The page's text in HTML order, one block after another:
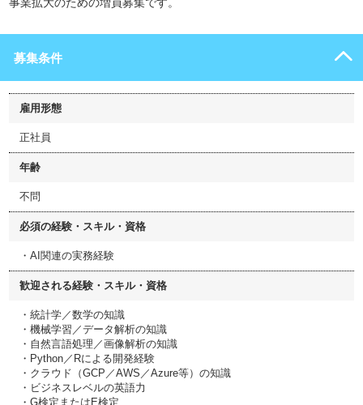
募集条件
雇用形態
正社員
年齢
不問
必須の経験・スキル・資格
・AI関連の実務経験
歓迎される経験・スキル・資格
・統計学／数学の知識
・機械学習／データ解析の知識
・自然言語処理／画像解析の知識
・Python／Rによる開発経験
・クラウド（GCP／AWS／Azure等）の知識
・ビジネスレベルの英語力
・G検定またはE検定